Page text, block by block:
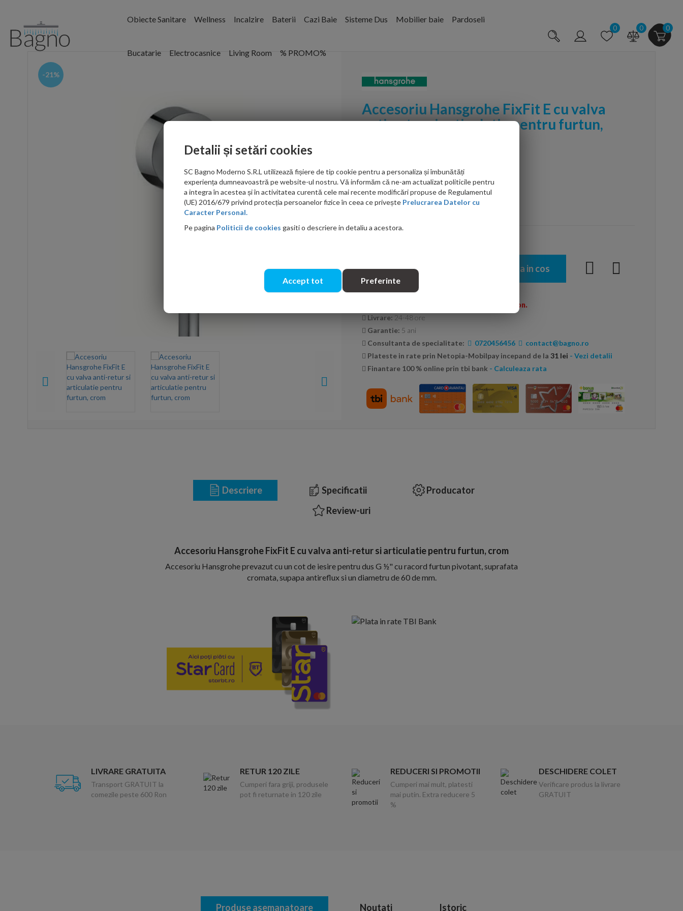
Obiecte Sanitare Wellness Incalzire Baterii Cazi Baie Sisteme Dus Mobilier baie Pardoseli
Bucatarie Electrocasnice Living Room % PROMO%
0 0 0
-21%
Accesoriu Hansgrohe FixFit E cu valva
anti-retur si articulatie pentru furtun,
PRP: 231.00 RON
184.00 RON
Ati gasit in alta parte mai ieftin?
Cantitate: Adauga in cos
Transport GRATUIT la comenzi peste 600 Ron.
Livrare: 24-48 ore
Garantie: 5 ani
Consultanta de specialitate:
0720456456
contact@bagno.ro
Plateste in rate prin Netopia-Mobilpay incepand de la 31 lei - Vezi detalii
Finantare 100 % online prin tbi bank - Calculeaza rata
Descriere Specificatii
Producator
Review-uri
Accesoriu Hansgrohe FixFit E cu valva anti-retur si articulatie pentru furtun, crom
Accesoriu Hansgrohe prevazut cu un cot de iesire pentru dus G ½" cu racord furtun pivotant, suprafata
cromata, supapa antireflux si un diametru de 60 de mm.
LIVRARE GRATUITA
Transport GRATUIT la
comezile peste 600 Ron
RETUR 120 ZILE
Cumperi fara griji, produsele
pot fi returnate in 120 zile
REDUCERI SI PROMOTII
Cumperi mai mult, platesti
mai putin. Extra reducere 5
%
DESCHIDERE COLET
Verificare produs la livrare
GRATUIT
Produse asemanatoare Noutati Istoric
Detalii și setări cookies
SC Bagno Moderno S.R.L utilizează fișiere de tip cookie pentru a personaliza și îmbunătăți
experiența dumneavoastră pe website-ul nostru. Vă informăm că ne-am actualizat politicile pentru
a integra în acestea și în activitatea curentă cele mai recente modificări propuse de Regulamentul
(UE) 2016/679 privind protecția persoanelor fizice în ceea ce privește Prelucrarea Datelor cu
Caracter Personal.
Pe pagina Politicii de cookies gasiti o descriere in detaliu a acestora.
Accept tot Preferinte